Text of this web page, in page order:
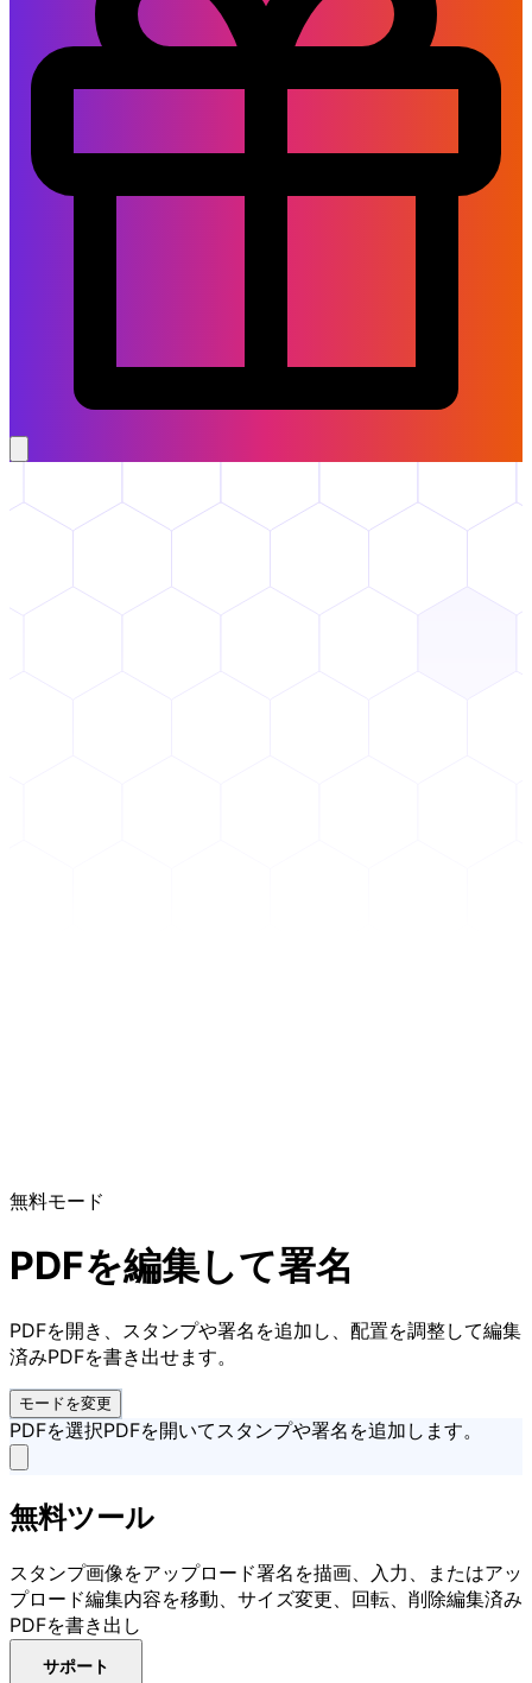
無料モード
PDFを編集して署名
PDFを開き、スタンプや署名を追加し、配置を調整して編集
済みPDFを書き出せます。
モードを変更
PDFを選択PDFを開いてスタンプや署名を追加します。
無料ツール
スタンプ画像をアップロード署名を描画、入力、またはアッ
プロード編集内容を移動、サイズ変更、回転、削除編集済み
PDFを書き出し
サポート